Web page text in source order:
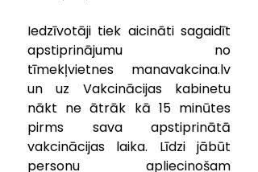
Iedzīvotāji tiek aicināti sagaidīt
apstiprinājumu no
tīmekļvietnes manavakcina.lv
un uz Vakcinācijas kabinetu
nākt ne ātrāk kā 15 minūtes
pirms sava apstiprinātā
vakcinācijas laika. Līdzi jābūt
personu apliecinošam